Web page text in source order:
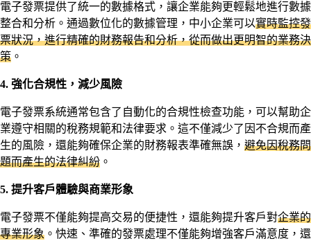
電子發票提供了統一的數據格式，讓企業能夠更輕鬆地進行數據
整合和分析。通過數位化的數據管理，中小企業可以實時監控發
票狀況，進行精確的財務報告和分析，從而做出更明智的業務決
策 。
4. 強化合規性，減少風險
電子發票系統通常包含了自動化的合規性檢查功能，可以幫助企
業遵守相關的稅務規範和法律要求。這不僅減少了因不合規而產
生的風險，還能夠確保企業的財務報表準確無誤， 避免因稅務問
題而產生的法律糾紛 。
5. 提升客戶體驗與商業形象
電子發票不僅能夠提高交易的便捷性，還能夠提升客戶對企業的
專業形象 。快速、準確的發票處理不僅能夠增強客戶滿意度，還